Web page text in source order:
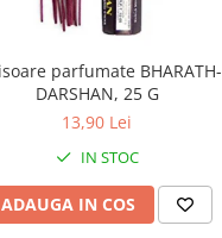
parfumate BHARATH-
DARSHAN, 25 G
13,90 Lei
IN STOC
ADAUGA IN COS